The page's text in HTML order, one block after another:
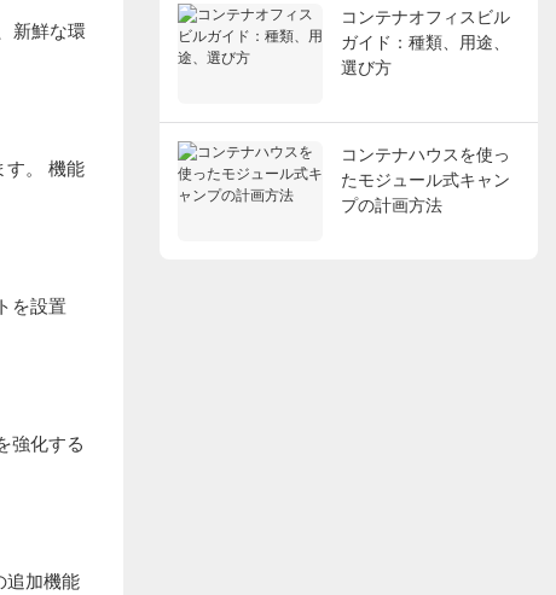
新鮮な環
す。 機能
を設置
強化する
追加機能
コンテナオフィスビル
ガイド：種類、用途、
選び方
コンテナハウスを使っ
たモジュール式キャン
プの計画方法